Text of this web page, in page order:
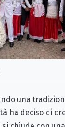
una
ha deciso di